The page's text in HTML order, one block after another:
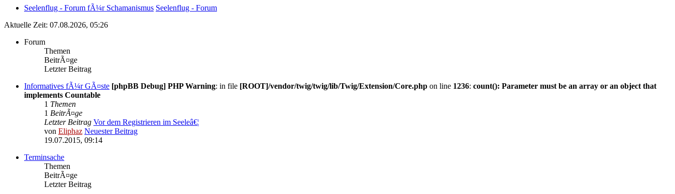
Seelenflug - Forum fÃ¼r Schamanismus Seelenflug - Forum
Aktuelle Zeit: 07.08.2026, 05:26
Forum
Themen
BeitrÃ¤ge
Letzter Beitrag
Informatives fÃ¼r GÃ¤ste [phpBB Debug] PHP Warning: in file [ROOT]/vendor/twig/twig/lib/Twig/Extension/Core.php on line 1236: count(): Parameter must be an array or an object that
implements Countable
1 Themen
1 BeitrÃ¤ge
Letzter Beitrag Vor dem Registrieren im Seeleâ€¦
von Eliphaz Neuester Beitrag
19.07.2015, 09:14
Terminsache
Themen
BeitrÃ¤ge
Letzter Beitrag